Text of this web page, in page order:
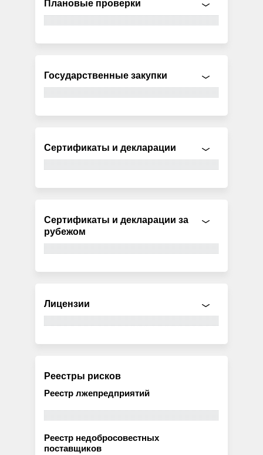
Плановые проверки
Государственные закупки
Сертификаты и декларации
Сертификаты и декларации за
рубежом
Лицензии
Реестры рисков
Реестр лжепредприятий
Реестр недобросовестных
поставщиков